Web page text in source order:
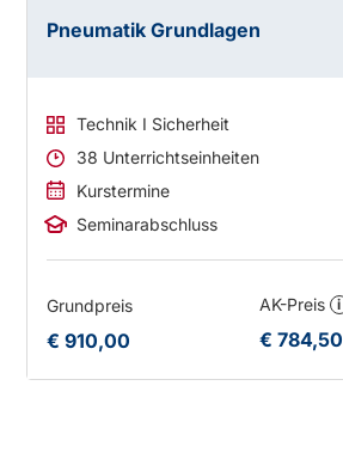
Pneumatik Grundlagen
Technik I Sicherheit
38 Unterrichtseinheiten
Kurstermine
Seminarabschluss
Grundpreis
€ 910,00
AK-Preis i
€ 784,50